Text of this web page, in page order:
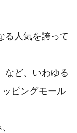
る人気を誇って
など、いわゆる
ピングモール